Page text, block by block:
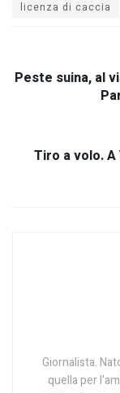
licenza di caccia
Peste suina, al
Tiro a volo.
Giornalista.
quella per